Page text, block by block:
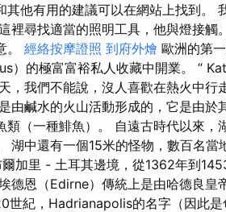
其他有用的建議可以在網站上找到。
裡尋找適當的照明工具，他與燈接觸
。 經絡按摩證照 到府外燴 歐洲的第
）的極富富裕私人收藏中開業。 “
，我們不能說，沒人喜歡在熱火中行
由鹹水的火山活動形成的，它是由於
類（一種鯡魚）。 自遠古時代以來，
湖中還有一個15米的怪物，數百名當
爾加里 - 土耳其邊境，從1362年到
德恩（Edirne）傳統上是由哈德良皇
世紀，Hadrianapolis的名字（因此是